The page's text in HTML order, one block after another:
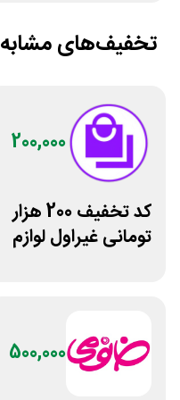
تخفیف‌های مشابه
200,000
کد تخفیف 200 هزار
تومانی غیراول لوازم
500,000